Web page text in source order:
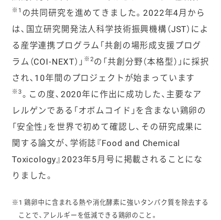
※1 の共同研究を進めてきました。2022年4月から
は、国立研究開発法人科学技術振興機構（JST）によ
る産学連携プログラム「共創の場形成支援プログ
ラム（COI-NEXT）」 ※2の「共創分野（本格型）」に採択
され、10年間のプロジェクトが始まっています
※3 。この度、2020年に作出に成功した、主要なア
レルゲンである「オボムコイド」を含まない鶏卵の
「安全性」を世界で初めて確認し、その研究成果に
関する論文が、学術誌『Food and Chemical
Toxicology』2023年5月号に掲載されることにな
りました。
※1 鶏卵中に含まれる熱や消化酵素に強いタンパク質を除去する
ことで、アレルギーを低減できる鶏卵のこと。